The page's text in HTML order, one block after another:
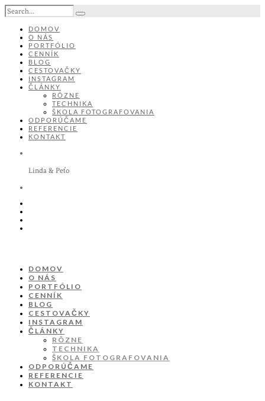
DOMOV
O NÁS
PORTFÓLIO
CENNÍK
BLOG
CESTOVAČKY
INSTAGRAM
ČLÁNKY
RÔZNE
TECHNIKA
ŠKOLA FOTOGRAFOVANIA
ODPORÚČAME
REFERENCIE
KONTAKT
Linda & Peťo
DOMOV
O NÁS
PORTFÓLIO
CENNÍK
BLOG
CESTOVAČKY
INSTAGRAM
ČLÁNKY
RÔZNE
TECHNIKA
ŠKOLA FOTOGRAFOVANIA
ODPORÚČAME
REFERENCIE
KONTAKT